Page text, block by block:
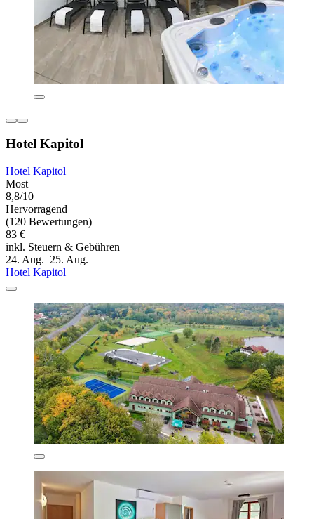
Hotel Kapitol
Hotel Kapitol
Most
8,8/10
Hervorragend
(120 Bewertungen)
83 €
inkl. Steuern & Gebühren
24. Aug.–25. Aug.
Hotel Kapitol